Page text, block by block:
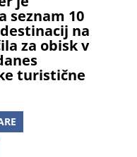
seznam 10
na
za obisk v
turistične